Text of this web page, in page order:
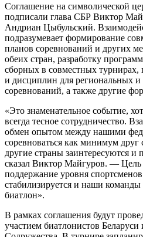
Соглашение на символической
подписали глава СБР Виктор
Андриан Цыбульский.
подразумевает формирование
планов соревнований и других
обеих стран, разработку
сборных в совместных
и дисциплин для региональных
соревнований, а также другие
«Это знаменательное событие,
всегда тесное сотрудничество.
обмен опытом между нашими
соревноваться как минимум
другие страны заинтересуются
сказал Виктор Майгуров. — Цель
поддержание уровня
стабилизируется и наши
биатлон».
В рамках соглашения будут
участием биатлонистов